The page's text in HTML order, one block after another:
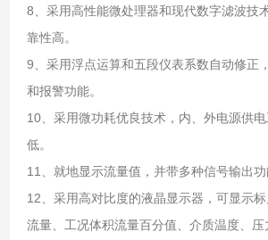
8、采用高性能微处理器和现代数字滤波技
靠性高。
9、采用浮点运算和五段仪表系数自动修正
和报警功能。
10、采用微功耗优良技术，内、外电源供
低。
11、就地显示流量值，并带多种信号输出功
12、采用高对比度的液晶显示器，可显示
流量、工况体积流量百分值、介质温度、